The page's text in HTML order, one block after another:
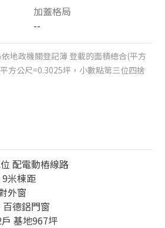
加蓋格局
--
地政機關登記簿 登載的面積總合(平方
方公尺=0.3025坪，小數點第三位四捨
配電動樁線路
米棟距
外窗
德鋁門窗
基地967坪